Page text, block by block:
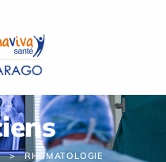
RHUMATOLOGIE